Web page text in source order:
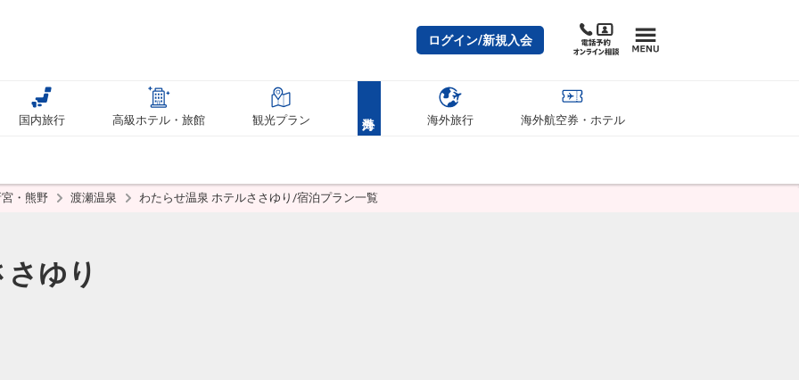
ログイン/新規入会
国内旅行 高級ホテル・旅館 観光プラン 海外旅行 海外航空券・ホテル
・熊野 渡瀬温泉 わたらせ温泉 ホテルささゆり/宿泊プラン一覧
ゆり